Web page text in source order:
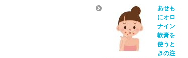
あせも
にオロ
ナイン
軟膏を
使うと
きの注